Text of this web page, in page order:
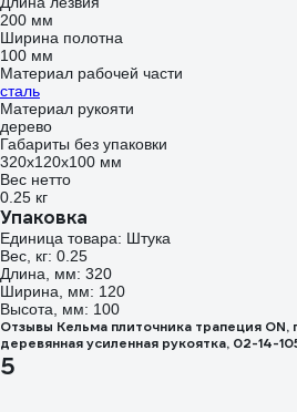
200 мм
Ширина полотна
100 мм
Материал рабочей части
сталь
Материал рукояти
дерево
Габариты без упаковки
320х120х100 мм
Вес нетто
0.25 кг
Упаковка
Единица товара: Штука
Вес, кг: 0.25
Длина, мм: 320
Ширина, мм: 120
Высота, мм: 100
Отзывы Кельма плиточника трапеция ON,
деревянная усиленная рукоятка, 02-14-
5